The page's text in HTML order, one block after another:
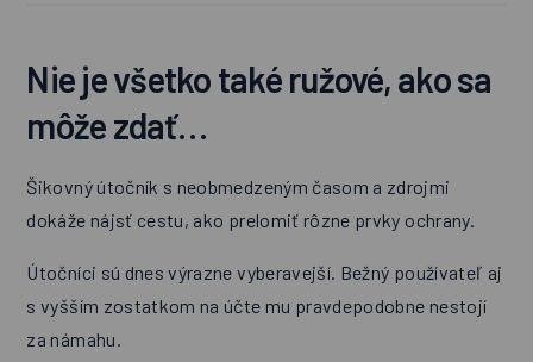
Nie je všetko také ružové, ako sa
môže zdať…
Šikovný útočník s neobmedzeným časom a zdrojmi
dokáže nájsť cestu, ako prelomiť rôzne prvky ochrany.
Útočníci sú dnes výrazne vyberavejší. Bežný používateľ aj
s vyšším zostatkom na účte mu pravdepodobne nestojí
za námahu.